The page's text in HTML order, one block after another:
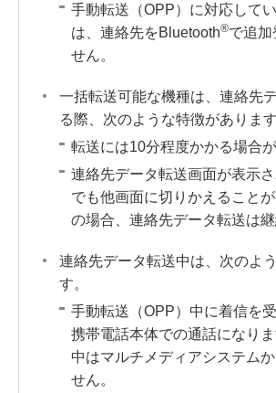
手動転送（OPP）に対応して
は、連絡先をBluetooth®で追加
せん。
一括転送可能な機種は、連絡先
る際、次のような特徴があります
転送には10分程度かかる場合が
連絡先データ転送画面が表示
でも他画面に切りかえること
の場合、連絡先データ転送は継
連絡先データ転送中は、次のよ
す。
手動転送（OPP）中に着信を受
携帯電話本体での通話になり
中はマルチメディアシステム
せん。